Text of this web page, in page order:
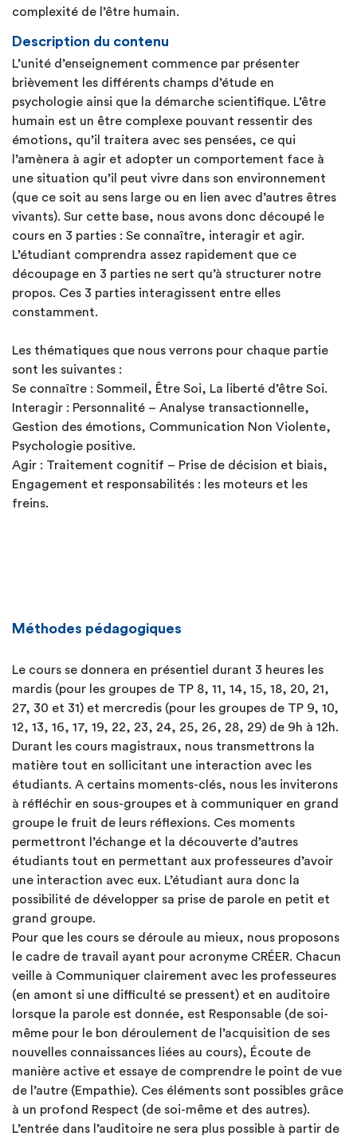
complexité de l’être humain.
Description du contenu
L’unité d’enseignement commence par présenter
brièvement les différents champs d’étude en
psychologie ainsi que la démarche scientifique. L’être
humain est un être complexe pouvant ressentir des
émotions, qu’il traitera avec ses pensées, ce qui
l’amènera à agir et adopter un comportement face à
une situation qu’il peut vivre dans son environnement
(que ce soit au sens large ou en lien avec d’autres êtres
vivants). Sur cette base, nous avons donc découpé le
cours en 3 parties : Se connaître, interagir et agir.
L’étudiant comprendra assez rapidement que ce
découpage en 3 parties ne sert qu’à structurer notre
propos. Ces 3 parties interagissent entre elles
constamment.
Les thématiques que nous verrons pour chaque partie
sont les suivantes :
Se connaître : Sommeil, Être Soi, La liberté d’être Soi.
Interagir : Personnalité – Analyse transactionnelle,
Gestion des émotions, Communication Non Violente,
Psychologie positive.
Agir : Traitement cognitif – Prise de décision et biais,
Engagement et responsabilités : les moteurs et les
freins.
Méthodes pédagogiques
Le cours se donnera en présentiel durant 3 heures les
mardis (pour les groupes de TP 8, 11, 14, 15, 18, 20, 21,
27, 30 et 31) et mercredis (pour les groupes de TP 9, 10,
12, 13, 16, 17, 19, 22, 23, 24, 25, 26, 28, 29) de 9h à 12h.
Durant les cours magistraux, nous transmettrons la
matière tout en sollicitant une interaction avec les
étudiants. A certains moments-clés, nous les inviterons
à réfléchir en sous-groupes et à communiquer en grand
groupe le fruit de leurs réflexions. Ces moments
permettront l’échange et la découverte d’autres
étudiants tout en permettant aux professeures d’avoir
une interaction avec eux. L’étudiant aura donc la
possibilité de développer sa prise de parole en petit et
grand groupe.
Pour que les cours se déroule au mieux, nous proposons
le cadre de travail ayant pour acronyme CRÉER. Chacun
veille à Communiquer clairement avec les professeures
(en amont si une difficulté se pressent) et en auditoire
lorsque la parole est donnée, est Responsable (de soi-
même pour le bon déroulement de l’acquisition de ses
nouvelles connaissances liées au cours), Écoute de
manière active et essaye de comprendre le point de vue
de l’autre (Empathie). Ces éléments sont possibles grâce
à un profond Respect (de soi-même et des autres).
L’entrée dans l’auditoire ne sera plus possible à partir de